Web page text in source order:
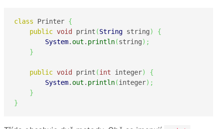
class Printer {
public void print (String string)
{
System. out . println(string) ;
}
public void print (int integer)
{
System. out . println(integer) ;
}
}